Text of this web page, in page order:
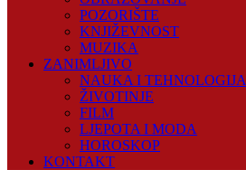
POZORIŠTE
KNJIŽEVNOST
MUZIKA
ZANIMLJIVO
NAUKA I TEHNOLOGIJA
ŽIVOTINJE
FILM
LJEPOTA I MODA
HOROSKOP
KONTAKT